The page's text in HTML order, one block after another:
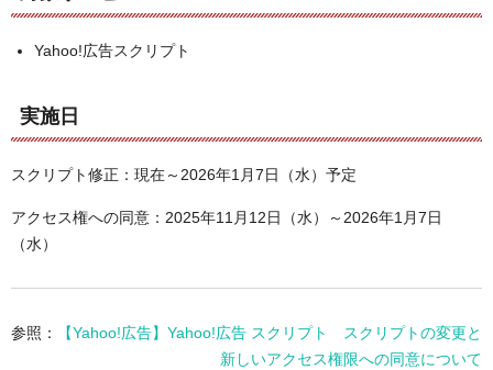
Yahoo!広告スクリプト
実施日
スクリプト修正：現在～2026年1月7日（水）予定
アクセス権への同意：2025年11月12日（水）～2026年1月7日
（水）
参照：
【Yahoo!広告】Yahoo!広告 スクリプト スクリプトの変更と
新しいアクセス権限への同意について